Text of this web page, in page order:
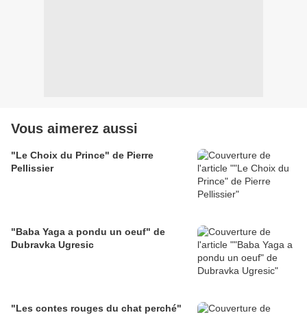
Vous aimerez aussi
"Le Choix du Prince" de Pierre
Pellissier
"Baba Yaga a pondu un oeuf" de
Dubravka Ugresic
"Les contes rouges du chat perché"